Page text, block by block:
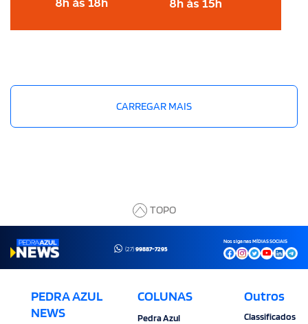
CARREGAR MAIS
TOPO
(27)99887-7295
Nos siga nas MÍDIAS SOCIAIS
PEDRA AZUL
NEWS
COLUNAS
Pedra Azul
Outros
Classificados